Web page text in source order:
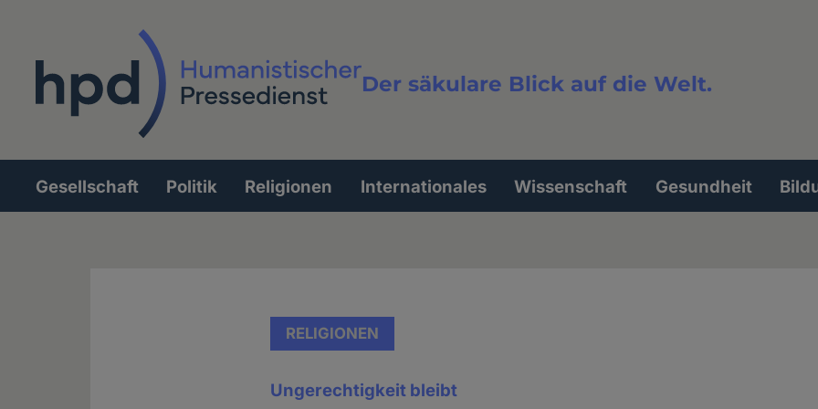
Der säkulare Blick auf die Welt.
Volltextsuche
Hauptnavigation
Gesellschaft Politik Religionen Internationales Wissenschaft Gesundheit
RELIGIONEN
Ungerechtigkeit bleibt